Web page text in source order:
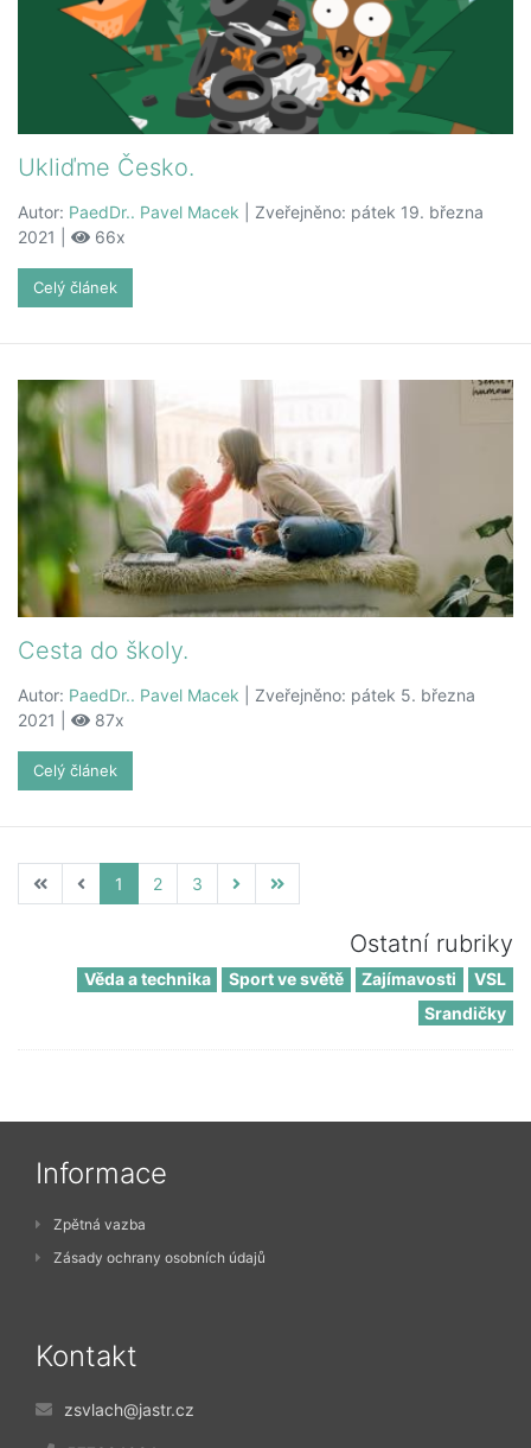
Ukliďme Česko.
Autor: PaedDr.. Pavel Macek | Zveřejněno: pátek 19. března
2021 |
66x
Celý článek
Cesta do školy.
Autor: PaedDr.. Pavel Macek | Zveřejněno: pátek 5. března
2021 |
87x
Celý článek
1 2 3
Ostatní rubriky
Věda a technika Sport ve světě Zajímavosti
VSL
Srandičky
Informace
Zpětná vazba
Zásady ochrany osobních údajů
Kontakt
zsvlach@jastr.cz